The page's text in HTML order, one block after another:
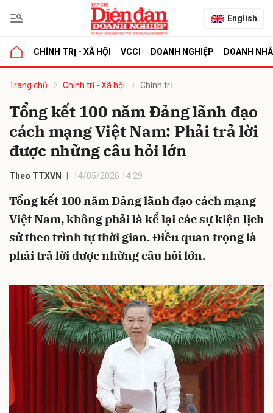
English
CHÍNH TRỊ - XÃ HỘI VCCI DOANH NGHIỆP DOANH
Trang chủ Chính trị - Xã hội Chính trị
Tổng kết 100 năm Đảng lãnh đạo
cách mạng Việt Nam: Phải trả lời
được những câu hỏi lớn
Theo TTXVN 14/05/2026 14:29
Tổng kết 100 năm Đảng lãnh đạo cách mạng
Việt Nam, không phải là kể lại các sự kiện lịch
sử theo trình tự thời gian. Điều quan trọng là
phải trả lời được những câu hỏi lớn.
luận
Hủy